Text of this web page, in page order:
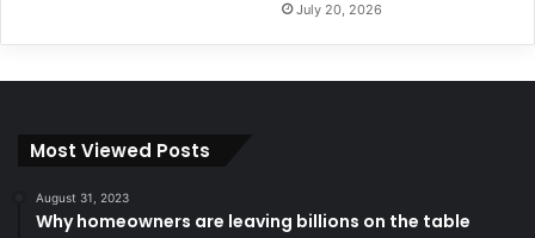
July 20, 2026
Most Viewed Posts
August 31, 2023
Why homeowners are leaving billions on the table